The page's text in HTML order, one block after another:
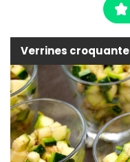
Verrines